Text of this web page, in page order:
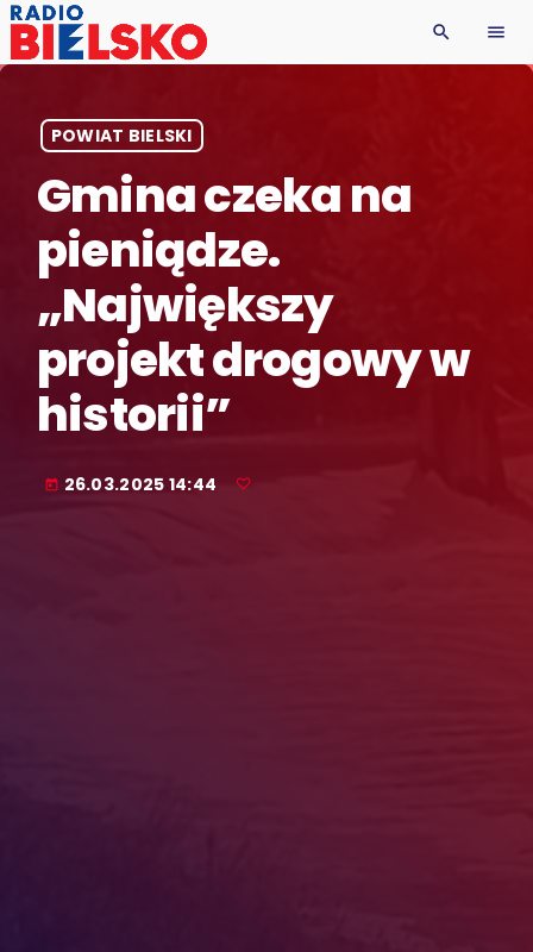
search menu
POWIAT BIELSKI
Gmina czeka na
pieniądze.
„Największy
projekt drogowy w
historii”
today 26.03.2025 14:44